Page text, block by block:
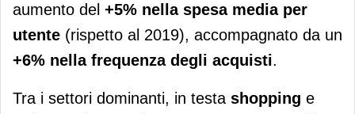
aumento del +5% nella spesa media per
utente (rispetto al 2019), accompagnato da un
+6% nella frequenza degli acquisti.
Tra i settori dominanti, in testa shopping e